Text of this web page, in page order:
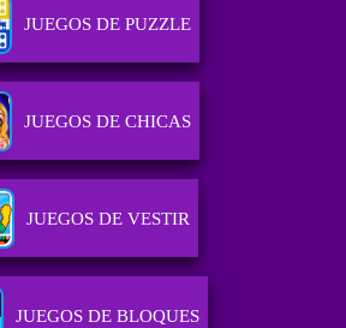
JUEGOS DE PUZZLE
JUEGOS DE CHICAS
JUEGOS DE VESTIR
JUEGOS DE BLOQUES